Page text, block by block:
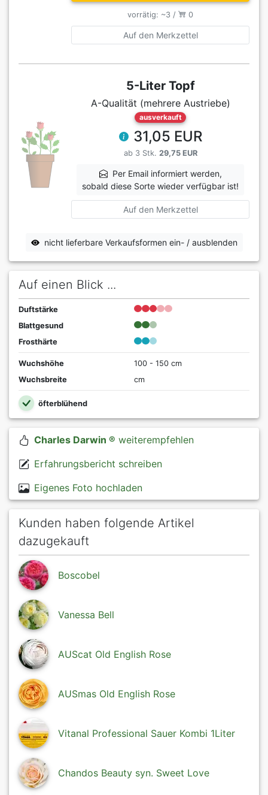
vorrätig: ~3 / 0
Auf den Merkzettel
5-Liter Topf
A-Qualität (mehrere Austriebe)
ausverkauft
31,05 EUR
ab 3 Stk. 29,75 EUR
Per Email informiert werden,
sobald diese Sorte wieder verfügbar ist!
Auf den Merkzettel
nicht lieferbare Verkaufsformen ein- / ausblenden
Auf einen Blick ...
Duftstärke
Blattgesund
Frosthärte
Wuchshöhe
100 - 150 cm
Wuchsbreite
cm
öfterblühend
Charles Darwin ® weiterempfehlen
Erfahrungsbericht schreiben
Eigenes Foto hochladen
Kunden haben folgende Artikel
dazugekauft
Boscobel
Vanessa Bell
AUScat Old English Rose
AUSmas Old English Rose
Vitanal Professional Sauer Kombi 1Liter
Chandos Beauty syn. Sweet Love